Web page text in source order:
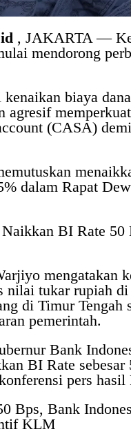
, JAKARTA —
mendorong
biaya
agresif
(CASA)
dalam Rapat
BI Rate 50
mengatakan
nilai tukar rupiah
di Timur Tengah
pemerintah.
Bank
BI Rate
pers
Bps, Bank
KLM